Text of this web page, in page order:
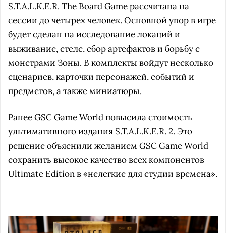
S.T.A.L.K.E.R. The Board Game рассчитана на
сессии до четырех человек. Основной упор в игре
будет сделан на исследование локаций и
выживание, стелс, сбор артефактов и борьбу с
монстрами Зоны. В комплекты войдут несколько
сценариев, карточки персонажей, событий и
предметов, а также миниатюры.
Ранее GSC Game Worldповысиластоимость
ультимативного издания S.T.A.L.K.E.R. 2. Это
решение объяснили желанием GSC Game World
сохранить высокое качество всех компонентов
Ultimate Edition в «нелегкие для студии времена».